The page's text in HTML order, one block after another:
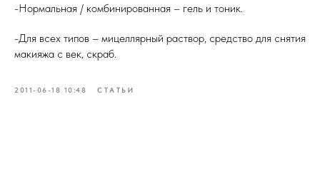
-Нормальная / комбинированная – гель и тоник.
-Для всех типов – мицеллярный раствор, средство для снятия
макияжа с век, скраб.
2011-06-18 10:48 СТАТЬИ